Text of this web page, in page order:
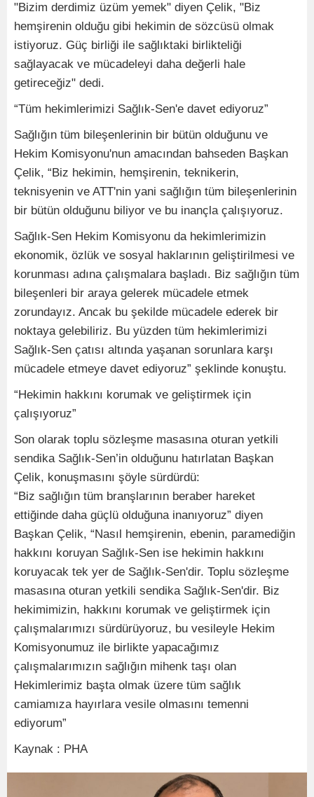
"Bizim derdimiz üzüm yemek" diyen Çelik, "Biz
hemşirenin olduğu gibi hekimin de sözcüsü olmak
istiyoruz. Güç birliği ile sağlıktaki birlikteliği
sağlayacak ve mücadeleyi daha değerli hale
getireceğiz" dedi.
“Tüm hekimlerimizi Sağlık-Sen'e davet ediyoruz”
Sağlığın tüm bileşenlerinin bir bütün olduğunu ve
Hekim Komisyonu'nun amacından bahseden Başkan
Çelik, “Biz hekimin, hemşirenin, teknikerin,
teknisyenin ve ATT'nin yani sağlığın tüm bileşenlerinin
bir bütün olduğunu biliyor ve bu inançla çalışıyoruz.
Sağlık-Sen Hekim Komisyonu da hekimlerimizin
ekonomik, özlük ve sosyal haklarının geliştirilmesi ve
korunması adına çalışmalara başladı. Biz sağlığın tüm
bileşenleri bir araya gelerek mücadele etmek
zorundayız. Ancak bu şekilde mücadele ederek bir
noktaya gelebiliriz. Bu yüzden tüm hekimlerimizi
Sağlık-Sen çatısı altında yaşanan sorunlara karşı
mücadele etmeye davet ediyoruz” şeklinde konuştu.
“Hekimin hakkını korumak ve geliştirmek için
çalışıyoruz”
Son olarak toplu sözleşme masasına oturan yetkili
sendika Sağlık-Sen’in olduğunu hatırlatan Başkan
Çelik, konuşmasını şöyle sürdürdü:
“Biz sağlığın tüm branşlarının beraber hareket
ettiğinde daha güçlü olduğuna inanıyoruz” diyen
Başkan Çelik, “Nasıl hemşirenin, ebenin, paramediğin
hakkını koruyan Sağlık-Sen ise hekimin hakkını
koruyacak tek yer de Sağlık-Sen'dir. Toplu sözleşme
masasına oturan yetkili sendika Sağlık-Sen'dir. Biz
hekimimizin, hakkını korumak ve geliştirmek için
çalışmalarımızı sürdürüyoruz, bu vesileyle Hekim
Komisyonumuz ile birlikte yapacağımız
çalışmalarımızın sağlığın mihenk taşı olan
Hekimlerimiz başta olmak üzere tüm sağlık
camiamıza hayırlara vesile olmasını temenni
ediyorum”
Kaynak : PHA